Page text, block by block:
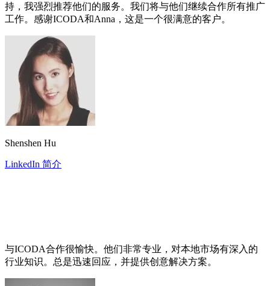
持，我强烈推荐他们的服务。我们将与他们继续合作所有推广
工作。感谢ICODA和Anna，这是一个很满意的客户。
Shenshen Hu
LinkedIn 简介
与ICODA合作很愉快。他们非常专业，对本地市场有深入的
行业知识。总是迅速回应，并提供创意解决方案。